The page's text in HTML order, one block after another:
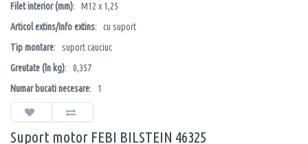
Filet interior (mm): M12 x 1,25
Articol extins/Info extins: cu suport
Tip montare: suport cauciuc
Greutate (în kg): 0,357
Numar bucati necesare: 1
Suport motor FEBI BILSTEIN 46325